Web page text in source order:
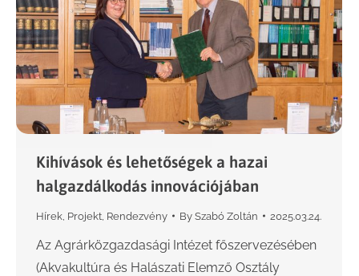
Kihívások és lehetőségek a hazai
halgazdálkodás innovációjában
Hírek Projekt Rendezvény By Szabó Zoltán 2025.03.24.
Az Agrárközgazdasági Intézet főszervezésében
(Akvakultúra és Halászati Elemző Osztály